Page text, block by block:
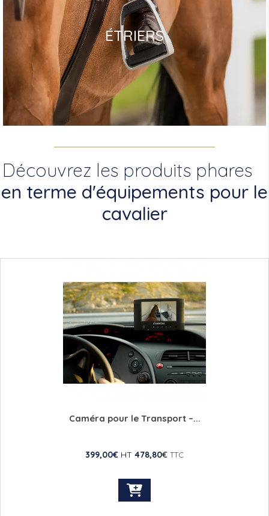
ÉTRIERS
Découvrez les produits phares
en terme d'équipements pour le
cavalier
Caméra pour le Transport –...
399,00€ HT 478,80€ TTC